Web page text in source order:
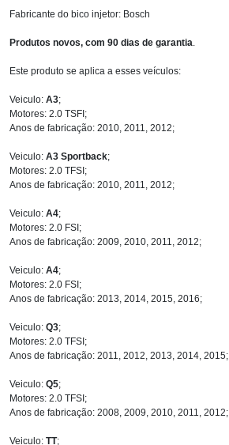
Fabricante do bico injetor: Bosch
Produtos novos, com 90 dias de garantia
Este produto se aplica a esses veículos:
Veiculo: A3;
Motores: 2.0 TSFI;
Anos de fabricação: 2010, 2011, 2012;
Veiculo: A3 Sportback;
Motores: 2.0 TFSI;
Anos de fabricação: 2010, 2011, 2012;
Veiculo: A4;
Motores: 2.0 FSI;
Anos de fabricação: 2009, 2010, 2011, 2012;
Veiculo: A4;
Motores: 2.0 FSI;
Anos de fabricação: 2013, 2014, 2015, 2016;
Veiculo: Q3;
Motores: 2.0 TFSI;
Anos de fabricação: 2011, 2012, 2013, 2014, 2015;
Veiculo: Q5;
Motores: 2.0 TFSI;
Anos de fabricação: 2008, 2009, 2010, 2011, 2012;
Veiculo: TT;